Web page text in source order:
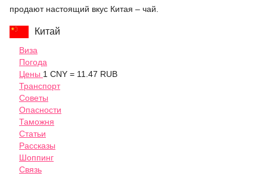
продают настоящий вкус Китая – чай.
Китай
Виза
Погода
Цены 1 CNY = 11.47 RUB
Транспорт
Советы
Опасности
Таможня
Статьи
Рассказы
Шоппинг
Связь